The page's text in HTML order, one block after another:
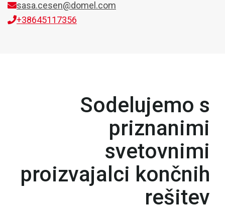
sasa.cesen@domel.com
+38645117356
Sodelujemo s
priznanimi
svetovnimi
proizvajalci končnih
rešitev